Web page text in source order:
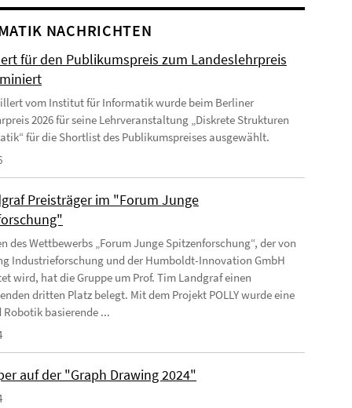
NACHRICHTEN
für den Publikumspreis zum Landeslehrpreis
vom Institut für Informatik wurde beim Berliner
2026 für seine Lehrveranstaltung „Diskrete Strukturen
für die Shortlist des Publikumspreises ausgewählt.
Preisträger im "Forum Junge
des Wettbewerbs „Forum Junge Spitzenforschung“, der von
Industrieforschung und der Humboldt-Innovation GmbH
wird, hat die Gruppe um Prof. Tim Landgraf einen
dritten Platz belegt. Mit dem Projekt POLLY wurde eine
Robotik basierende ...
auf der "Graph Drawing 2024"